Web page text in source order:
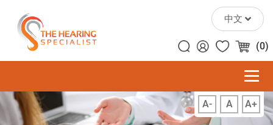
中文
(0)
A- A A+